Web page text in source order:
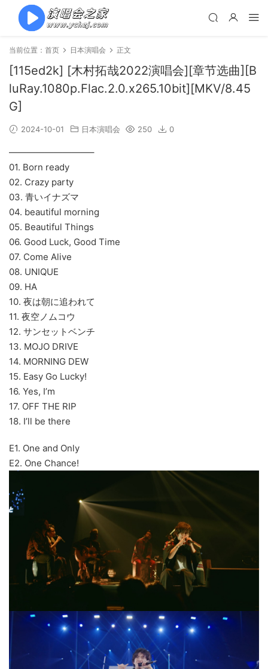
当前位置： 首页 日本演唱会 正文
[115ed2k] [木村拓哉2022演唱会][章节选曲][B
luRay.1080p.Flac.2.0.x265.10bit][MKV/8.45
G]
2024-10-01 日本演唱会 250 0
—————————–
01. Born ready
02. Crazy party
03. 青いイナズマ
04. beautiful morning
05. Beautiful Things
06. Good Luck, Good Time
07. Come Alive
08. UNIQUE
09. HA
10. 夜は朝に追われて
11. 夜空ノムコウ
12. サンセットベンチ
13. MOJO DRIVE
14. MORNING DEW
15. Easy Go Lucky!
16. Yes, I’m
17. OFF THE RIP
18. I’ll be there
E1. One and Only
E2. One Chance!